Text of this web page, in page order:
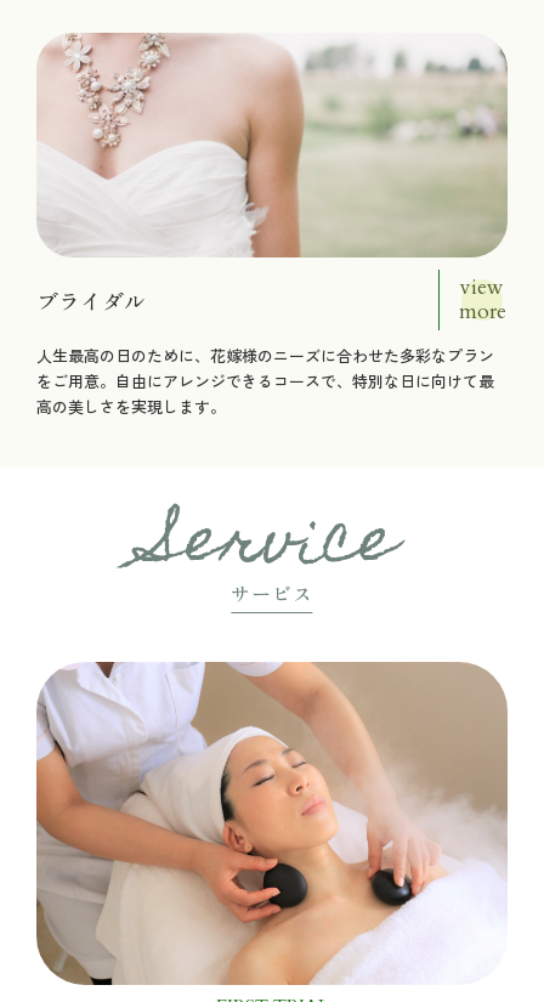
ブライダル
view
more
人生最高の日のために、花嫁様のニーズに合わせた多彩なプラン
をご用意。自由にアレンジできるコースで、特別な日に向けて最
高の美しさを実現します。
Service
サービス